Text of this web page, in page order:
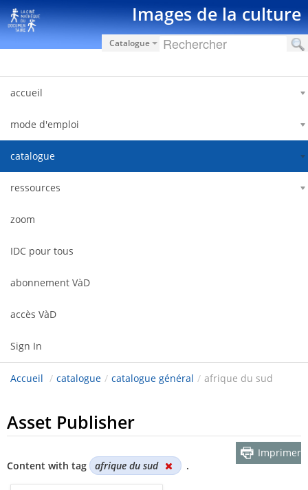
Skip to Content Images de la culture
Catalogue
accueil
mode d'emploi
catalogue
ressources
zoom
IDC pour tous
abonnement VàD
accès VàD
Sign In
Accueil / catalogue / catalogue général / afrique du sud
Asset Publisher
Content with tag afrique du sud .
Imprimer